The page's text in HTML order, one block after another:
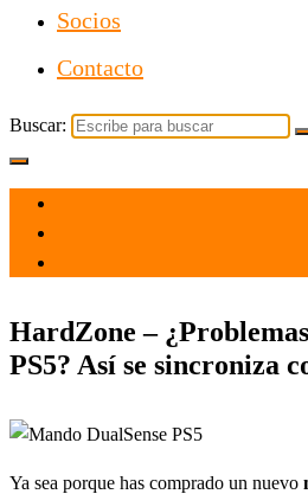
Socios
Contacto
Buscar:
HardZone –
PS5? Así se sincroniza
Ya sea porque has comprado un nuevo